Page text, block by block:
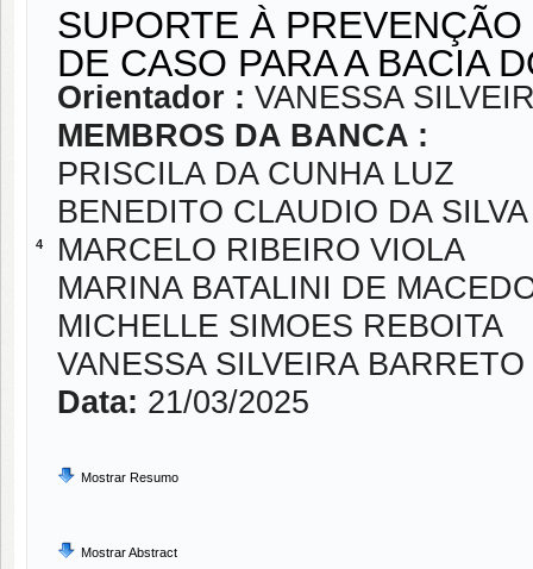
4
SUPORTE À
DE CASO PARA A BACIA
Orientador : VANESSA
MEMBROS DA BANCA :
PRISCILA DA CUNHA LUZ
BENEDITO CLAUDIO DA SILVA
MARCELO RIBEIRO VIOLA
MARINA BATALINI DE
MICHELLE SIMOES REBOITA
VANESSA SILVEIRA
Data: 21/03/2025
Mostrar Resumo
Mostrar Abstract